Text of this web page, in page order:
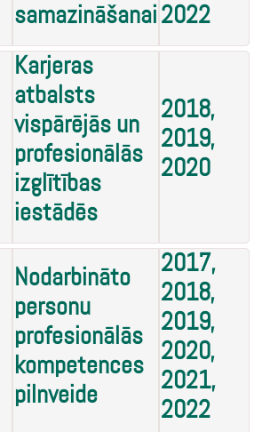
samazināšanai 2022
Karjeras
atbalsts
vispārējās un
profesionālās
izglītības
iestādēs
2018,
2019,
2020
Nodarbināto
personu
profesionālās
kompetences
pilnveide
2017,
2018,
2019,
2020,
2021,
2022